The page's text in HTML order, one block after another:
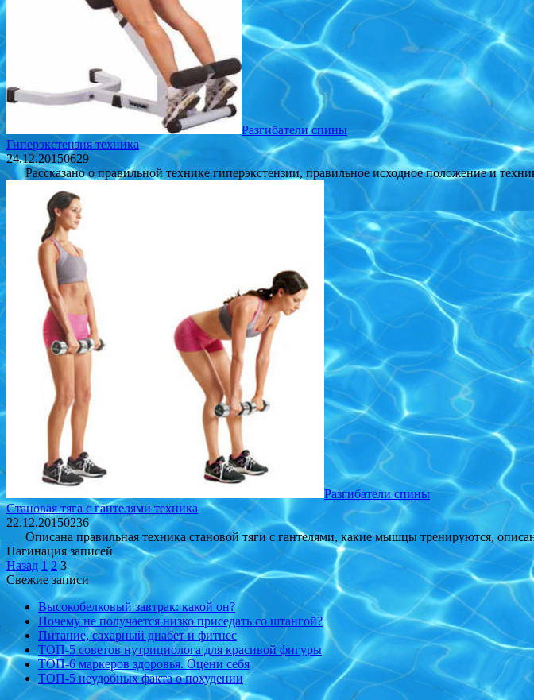
Разгибатели спины
Гиперэкстензия техника
24.12.20150629
Рассказано о правильной технике гиперэкстензии, правильное исходное положение и
Разгибатели спины
Становая тяга с гантелями техника
22.12.20150236
Описана правильная техника становой тяги с гантелями, какие мышцы тренируются,
Пагинация записей
Назад 1 2 3
Свежие записи
Высокобелковый завтрак: какой он?
Почему не получается низко приседать со штангой?
Питание, сахарный диабет и фитнес
ТОП-5 советов нутрициолога для красивой фигуры
ТОП-6 маркеров здоровья. Оцени себя
ТОП-5 неудобных факта о похудении